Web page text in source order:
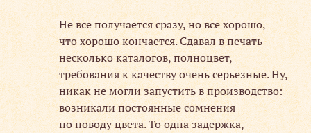
Не все получается сразу, но все хорошо,
что хорошо кончается. Сдавал в печать
несколько каталогов, полноцвет,
требования к качеству очень серьезные. Ну,
никак не могли запустить в производство:
возникали постоянные сомнения
по поводу цвета. То одна задержка,